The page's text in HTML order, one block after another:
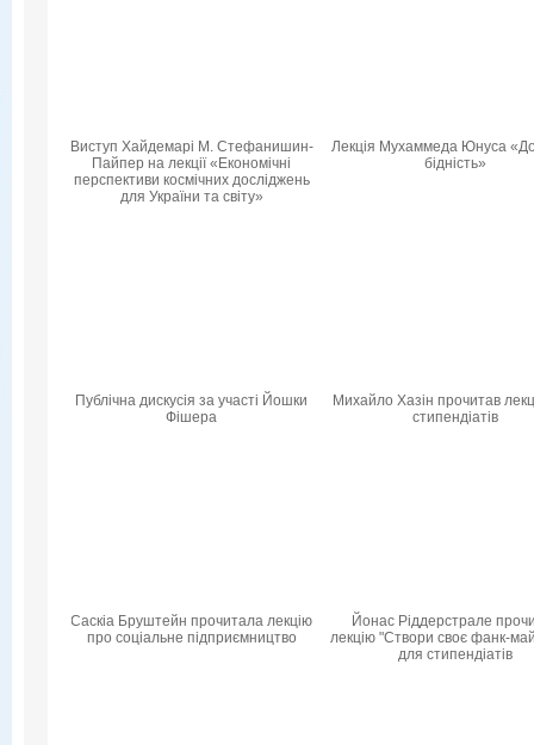
Виступ Хайдемарі М. Стефанишин-
Пайпер на лекції «Економічні
перспективи космічних досліджень
для України та світу»
Лекція Мухаммеда Юнуса
бідність»
Публічна дискусія за участі Йошки
Фішера
Михайло Хазін прочитав
стипендіатів
Саскіа Бруштейн прочитала лекцію
про соціальне підприємництво
Йонас Ріддерстрале
лекцію "Створи своє фанк-
для стипендіатів